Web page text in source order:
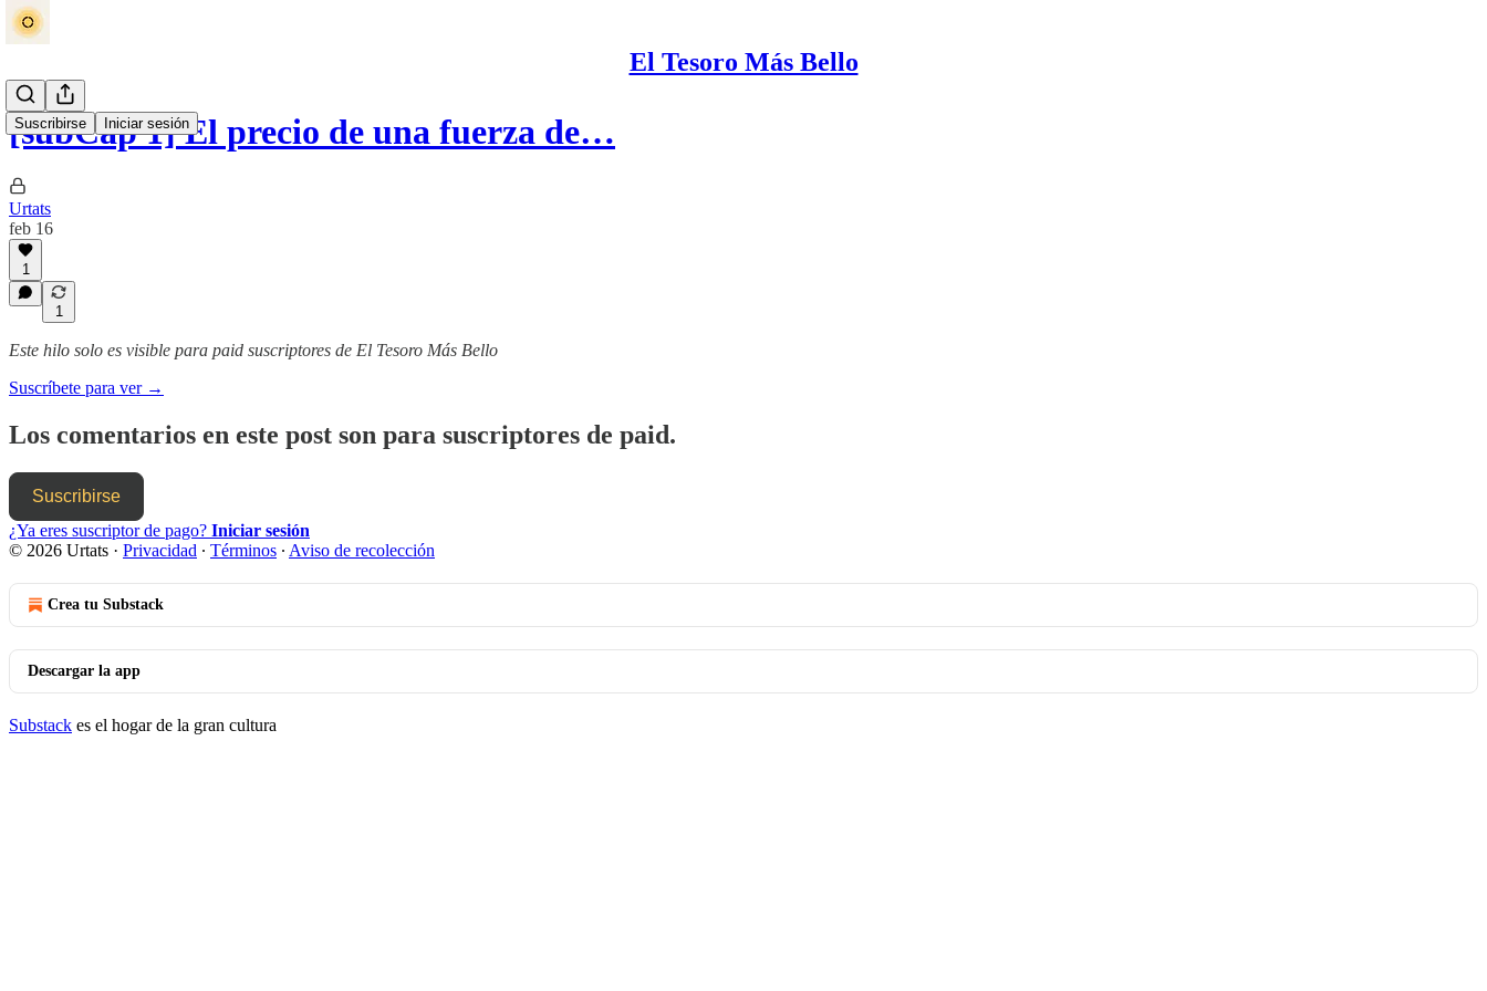
El Tesoro Más Bello
Suscribirse Iniciar sesión
[subCap 1] El precio de una fuerza de…
Urtats
feb 16
1
1
Este hilo solo es visible para paid suscriptores de El Tesoro Más Bello
Suscríbete para ver →
Los comentarios en este post son para suscriptores de paid.
Suscribirse
¿Ya eres suscriptor de pago? Iniciar sesión
© 2026 Urtats · Privacidad ∙ Términos ∙ Aviso de recolección
Crea tu Substack
Descargar la app
Substack es el hogar de la gran cultura